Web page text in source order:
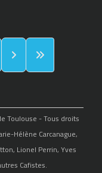
Toulouse - Tous droits
Hélène Carcanague,
Lionel Perrin, Yves
Cafistes.